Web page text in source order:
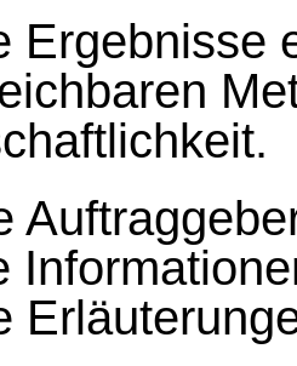
Ergebnisse